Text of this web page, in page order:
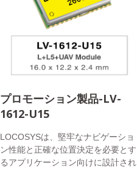
プロモーション製品-LV-
1612-U15
LOCOSYSは、堅牢なナビゲーショ
ン性能と正確な位置決定を必要とす
るアプリケーション向けに設計され